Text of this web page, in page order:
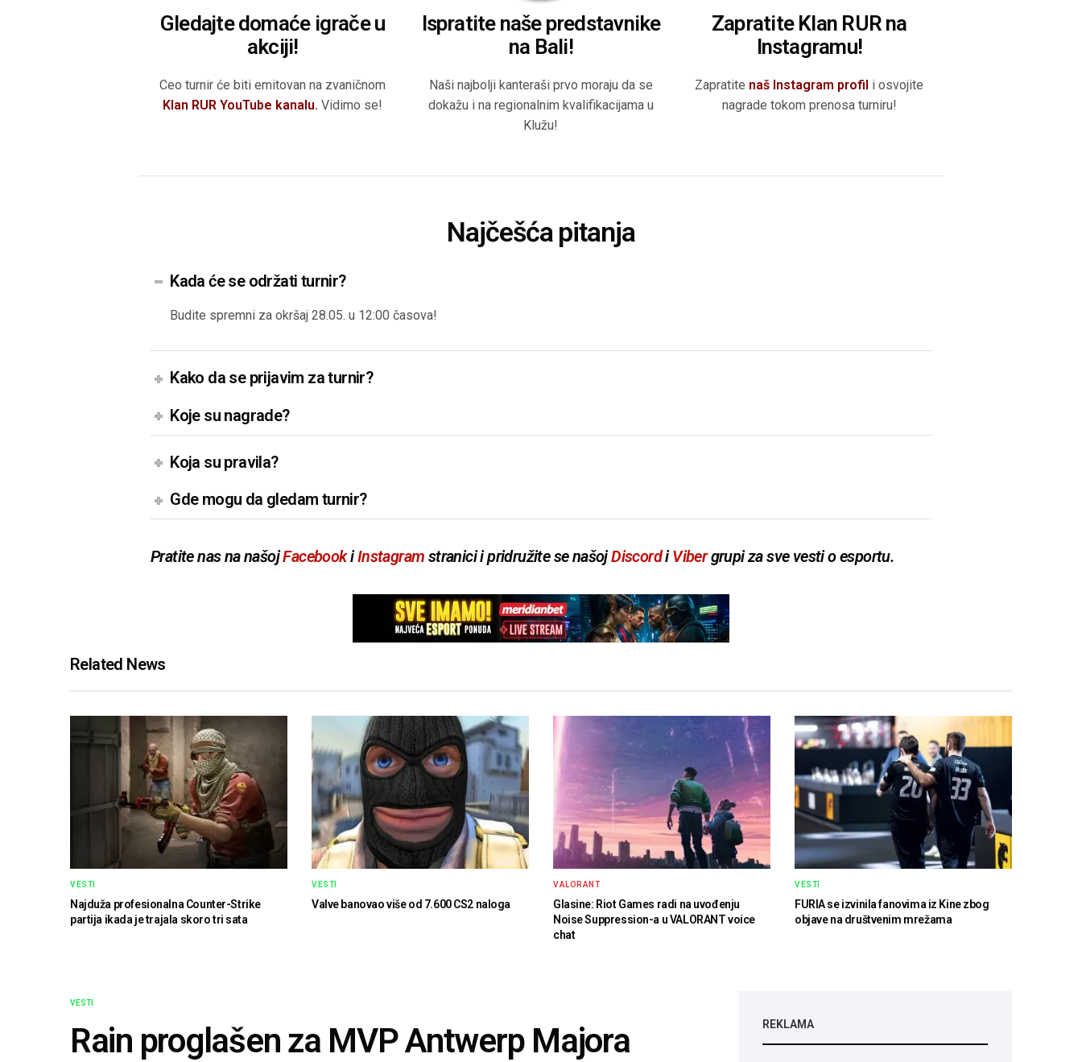
Gledajte domaće igrače u
akciji!
Ceo turnir će biti emitovan na zvaničnom
Klan RUR YouTube kanalu. Vidimo se!
Ispratite naše predstavnike
na Bali!
Naši najbolji kanteraši prvo moraju da se
dokažu i na regionalnim kvalifikacijama u
Klužu!
Zapratite Klan RUR na
Instagramu!
Zapratite naš Instagram profil i osvojite
nagrade tokom prenosa turniru!
Najčešća pitanja
Kada će se održati turnir?
Budite spremni za okršaj 28.05. u 12:00 časova!
Kako da se prijavim za turnir?
Koje su nagrade?
Koja su pravila?
Gde mogu da gledam turnir?
Pratite nas na našojFacebookiInstagram stranici i pridružite se našojDiscordiVibergrupi za sve vesti o esportu.
Related News
VESTI
Najduža profesionalna Counter-Strike
partija ikada je trajala skoro tri sata
VESTI
Valve banovao više od 7.600 CS2 naloga
VALORANT
Glasine: Riot Games radi na uvođenju
Noise Suppression-a u VALORANT voice
chat
VESTI
FURIA se izvinila fanovima iz Kine zbog
objave na društvenim mrežama
VESTI
Rain proglašen za MVP Antwerp Majora REKLAMA